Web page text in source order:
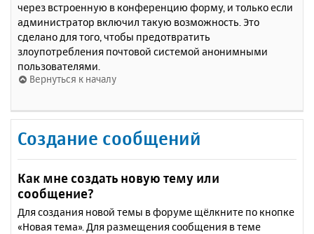
через встроенную в конференцию форму, и только если
администратор включил такую возможность. Это
сделано для того, чтобы предотвратить
злоупотребления почтовой системой анонимными
пользователями.
Вернуться к началу
Создание сообщений
Как мне создать новую тему или
сообщение?
Для создания новой темы в форуме щёлкните по кнопке
«Новая тема». Для размещения сообщения в теме